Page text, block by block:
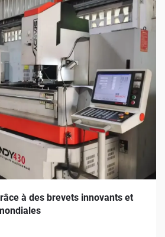
à des brevets innovants et